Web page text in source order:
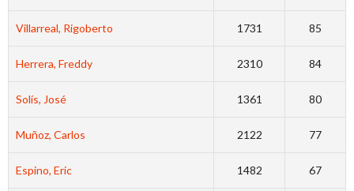
Villarreal, Rigoberto 1731 85
Herrera, Freddy 2310 84
Solís, José 1361 80
Muñoz, Carlos 2122 77
Espino, Eric 1482 67